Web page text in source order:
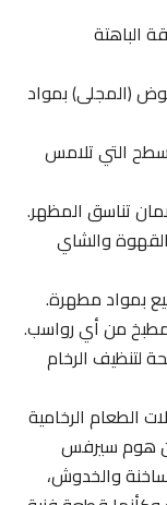
بمواد
التي تلامس
تناسق المظهر.
والشاي
بمواد مطهرة.
من أي رواسب.
الرخام
الرخامية
هوم سيرفس
والخدوش،